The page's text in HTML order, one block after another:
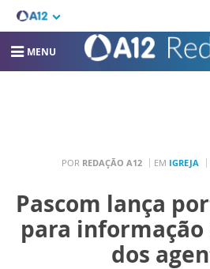
MENU
POR REDAÇÃO A12 EM IGREJA
Pascom lança
para
dos